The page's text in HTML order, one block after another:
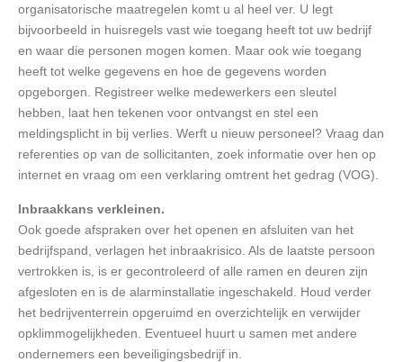
organisatorische maatregelen komt u al heel ver. U legt
bijvoorbeeld in huisregels vast wie toegang heeft tot uw bedrijf
en waar die personen mogen komen. Maar ook wie toegang
heeft tot welke gegevens en hoe de gegevens worden
opgeborgen. Registreer welke medewerkers een sleutel
hebben, laat hen tekenen voor ontvangst en stel een
meldingsplicht in bij verlies. Werft u nieuw personeel? Vraag dan
referenties op van de sollicitanten, zoek informatie over hen op
internet en vraag om een verklaring omtrent het gedrag (VOG).
Inbraakkans verkleinen.
Ook goede afspraken over het openen en afsluiten van het
bedrijfspand, verlagen het inbraakrisico. Als de laatste persoon
vertrokken is, is er gecontroleerd of alle ramen en deuren zijn
afgesloten en is de alarminstallatie ingeschakeld. Houd verder
het bedrijventerrein opgeruimd en overzichtelijk en verwijder
opklimmogelijkheden. Eventueel huurt u samen met andere
ondernemers een beveiligingsbedrijf in.